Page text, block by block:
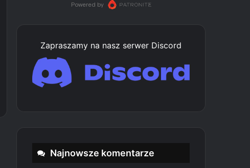
Zapraszamy na nasz serwer Discord
Najnowsze komentarze